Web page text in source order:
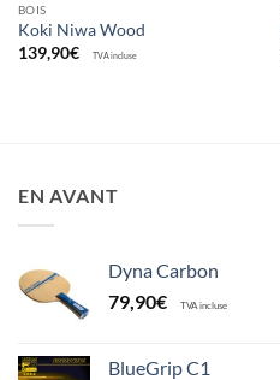
BOIS
Koki Niwa Wood
139,90€ TVA incluse
EN AVANT
Dyna Carbon
79,90€ TVA incluse
BlueGrip C1